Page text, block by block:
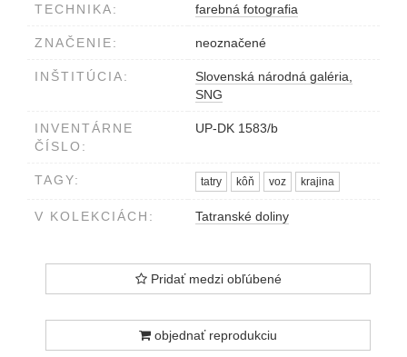
TECHNIKA: farebná fotografia
ZNAČENIE: neoznačené
INŠTITÚCIA:
Slovenská národná galéria,
SNG
INVENTÁRNE
ČÍSLO:
UP-DK 1583/b
TAGY: tatry kôň voz krajina
V KOLEKCIÁCH: Tatranské doliny
Pridať medzi obľúbené
objednať reprodukciu